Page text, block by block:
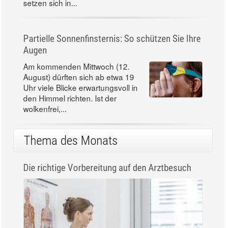
setzen sich in...
Partielle Sonnenfinsternis: So schützen Sie Ihre
Augen
Am kommenden Mittwoch (12.
August) dürften sich ab etwa 19
Uhr viele Blicke erwartungsvoll in
den Himmel richten. Ist der
wolkenfrei,...
Thema des Monats
Die richtige Vorbereitung auf den Arztbesuch